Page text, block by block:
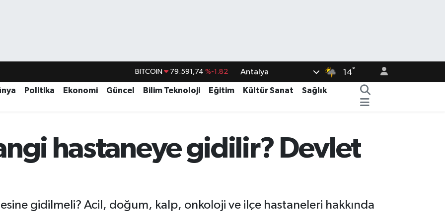
DOLAR 45,43620 %0.02
EURO 53,38690 %0.19
BİST100 14.598,00 %0
BITCOIN 79.591,74
Antalya 14°
Politika Ekonomi Güncel Bilim Teknoloji Eğitim Kültür Sanat
Sağlık
hastaneye gidilir? Devlet
gidilmeli? Acil, doğum, kalp, onkoloji ve ilçe hastaneleri hakkında